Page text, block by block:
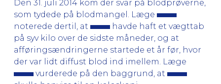
Den 31. juli 2014 kom der svar på blodprøverne,
som tydede på blodmangel. Læge
noterede dertil, at
havde haft et vægttab
på syv kilo over de sidste måneder, og at
afføringsændringerne startede et år før, hvor
der var lidt diffust blod ind imellem. Læge
vurderede på den baggrund, at